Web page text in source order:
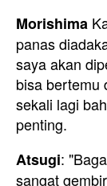
Morishima
panas
saya akan
bisa bertemu
sekali lagi
penting.
Atsugi:
sangat